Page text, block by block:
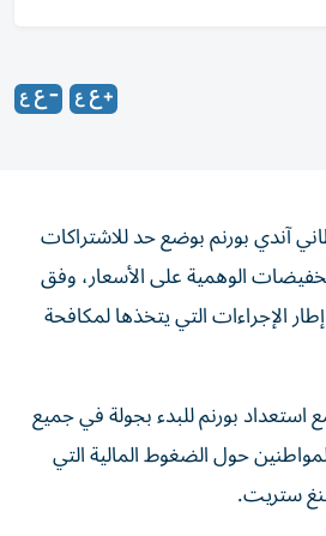
الوهمية على الأسعار، وفق
الإجراءات التي يتخذها لمكافحة
حول الضغوط المالية التي
ستريت.